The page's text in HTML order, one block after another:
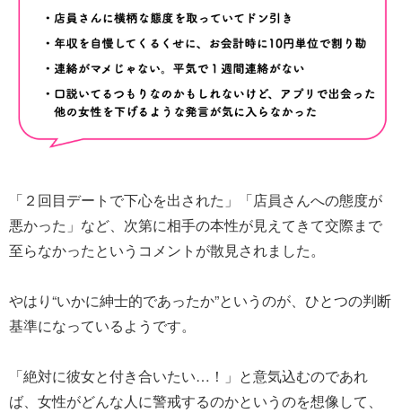
「２回目デートで下心を出された」「店員さんへの態度が
悪かった」など、次第に相手の本性が見えてきて交際まで
至らなかったというコメントが散見されました。
やはり“いかに紳士的であったか”というのが、ひとつの判断
基準になっているようです。
「絶対に彼女と付き合いたい…！」と意気込むのであれ
ば、女性がどんな人に警戒するのかというのを想像して、